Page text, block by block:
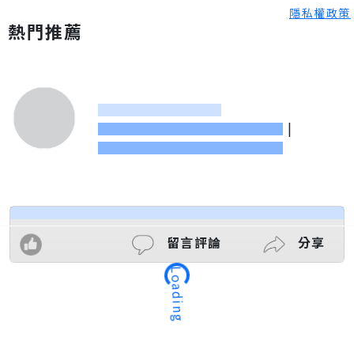
隱私權政策
熱門推薦
|
留言評論 分享
Loading